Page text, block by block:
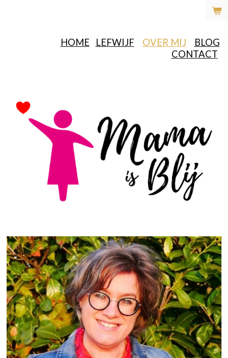
HOME LEFWIJF OVER MIJ
BLOG
CONTACT